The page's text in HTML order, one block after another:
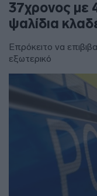
37χρονος με
ψαλίδια
Επρόκειτο να
εξωτερικό